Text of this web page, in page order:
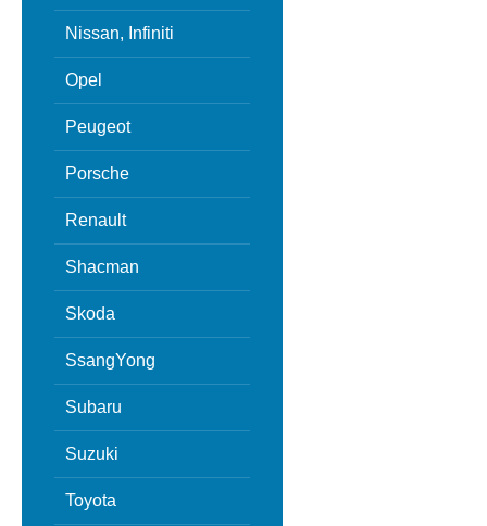
Nissan, Infiniti
Opel
Peugeot
Porsche
Renault
Shacman
Skoda
SsangYong
Subaru
Suzuki
Toyota